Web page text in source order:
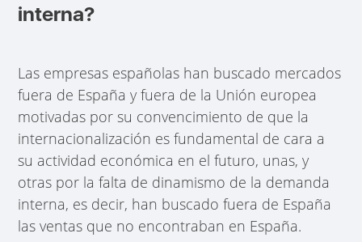
interna?
Las empresas españolas han buscado mercados
fuera de España y fuera de la Unión europea
motivadas por su convencimiento de que la
internacionalización es fundamental de cara a
su actividad económica en el futuro, unas, y
otras por la falta de dinamismo de la demanda
interna, es decir, han buscado fuera de España
las ventas que no encontraban en España.